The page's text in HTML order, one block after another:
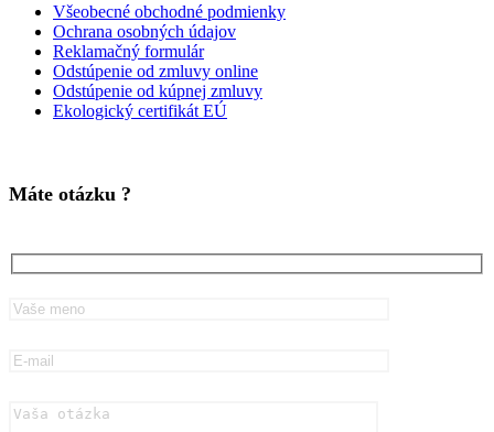
Všeobecné obchodné podmienky
Ochrana osobných údajov
Reklamačný formulár
Odstúpenie od zmluvy online
Odstúpenie od kúpnej zmluvy
Ekologický certifikát EÚ
Máte otázku ?